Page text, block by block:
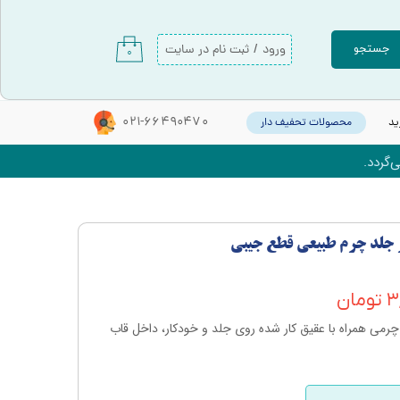
ورود / ثبت نام در سایت
تغییر گذر واژه
سفارشات
خروج از حساب کاربری
جستجو ۰
021-66490470 محصولات تحفیف دار
جلد چرم طبیعی قطع جیبی
همراه با عقیق کار شده روی جلد و خودکار، داخل قاب